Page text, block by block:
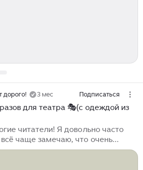
дорого! 3 мес Подписаться
для театра 🎭(с одеждой из
читатели! Я довольно часто
чаще замечаю, что очень
уместным надеть туда джинсы.